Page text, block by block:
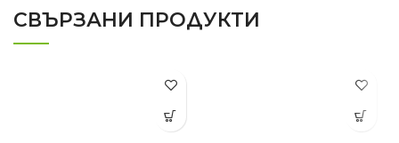
СВЪРЗАНИ ПРОДУКТИ